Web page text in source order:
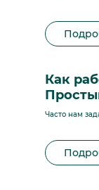
Как
Часто нам